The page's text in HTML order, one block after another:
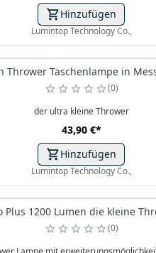
Hinzufügen
Lumintop Technology Co.,
Thrower Taschenlampe in
0
der ultra kleine Thrower
43,90 €*
Hinzufügen
Lumintop Technology Co.,
Plus 1200 Lumen die kleine
0